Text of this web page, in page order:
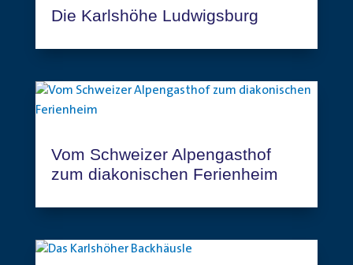
Die Karlshöhe Ludwigsburg
Vom Schweizer Alpengasthof
zum diakonischen Ferienheim